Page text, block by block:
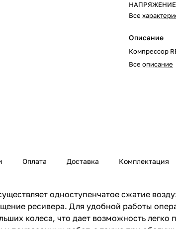
НАПРЯЖЕНИЕ
Все
Описание
Компрессор
Все описание
Оплата Доставка Комплектация
одноступенчатое сжатие
ресивера. Для удобной работы
колеса, что дает возможность легко